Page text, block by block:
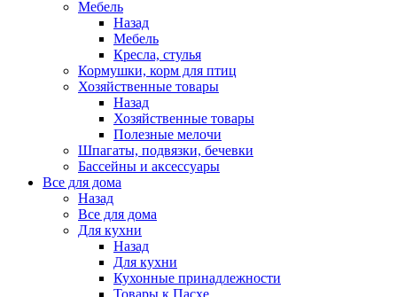
Мебель
Назад
Мебель
Кресла, стулья
Кормушки, корм для птиц
Хозяйственные товары
Назад
Хозяйственные товары
Полезные мелочи
Шпагаты, подвязки, бечевки
Бассейны и аксессуары
Все для дома
Назад
Все для дома
Для кухни
Назад
Для кухни
Кухонные принадлежности
Товары к Пасхе